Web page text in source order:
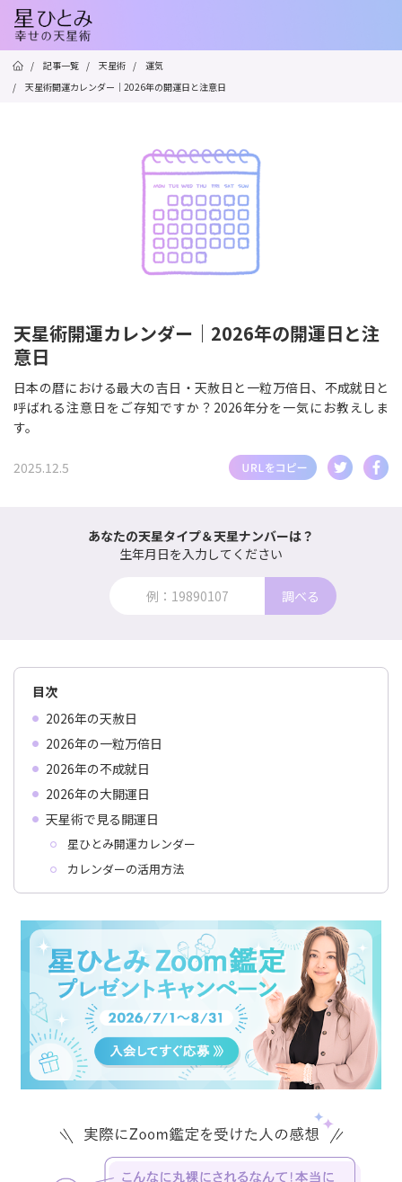
/ 記事一覧 / 天星術 /
運気
/
天星術開運カレンダー｜2026年の開運日と注意日
天星術開運カレンダー｜2026年の開運日と注
意日
日本の暦における最大の吉日・天赦日と一粒万倍日、不成就日と
呼ばれる注意日をご存知ですか？2026年分を一気にお教えしま
す。
2025.12.5
あなたの天星タイプ＆天星ナンバーは？
生年月日を入力してください
調べる
目次
2026年の天赦日
2026年の一粒万倍日
2026年の不成就日
2026年の大開運日
天星術で見る開運日
星ひとみ開運カレンダー
カレンダーの活用方法